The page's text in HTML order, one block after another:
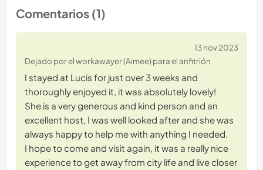
Comentarios (1)
13 nov 2023
Dejado por el workawayer (Aimee) para el anfitrión
I stayed at Lucis for just over 3 weeks and
thoroughly enjoyed it, it was absolutely lovely!
She is a very generous and kind person and an
excellent host, I was well looked after and she was
always happy to help me with anything I needed.
I hope to come and visit again, it was a really nice
experience to get away from city life and live closer